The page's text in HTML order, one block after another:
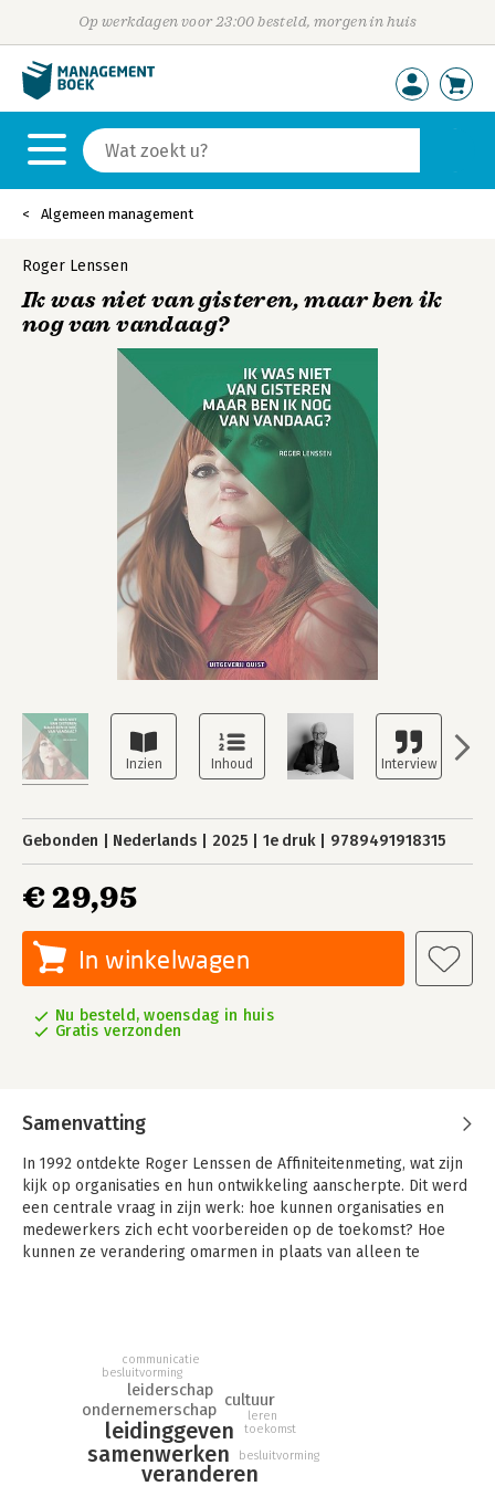
Op werkdagen voor 23:00 besteld, morgen in huis
Algemeen management
Roger Lenssen
Ik was niet van gisteren, maar ben ik
nog van vandaag?
Gebonden Nederlands 2025 1e druk 9789491918315
€ 29,95
In winkelwagen
Nu besteld, woensdag in huis
Gratis verzonden
Samenvatting
In 1992 ontdekte Roger Lenssen de Affiniteitenmeting, wat zijn
kijk op organisaties en hun ontwikkeling aanscherpte. Dit werd
een centrale vraag in zijn werk: hoe kunnen organisaties en
medewerkers zich echt voorbereiden op de toekomst? Hoe
kunnen ze verandering omarmen in plaats van alleen te
de advieswereld. Met zijn ervaring in het opbouwen,
ombouwen en afbouwen van organisaties werd hij al snel een
waardevolle adviseur bij Arbeidsvoorziening. Daar kreeg hij te
maken met de dubbele marketingmix van zowel werkgevers
als werknemers, en richtte hij zich op het bieden van
perspectief in alle fasen van ontwikkeling.
veranderen
samenwerken
leidinggeven
ondernemerschap
leiderschap cultuur
besluitvorming
leren
toekomst
besluitvorming
communicatie